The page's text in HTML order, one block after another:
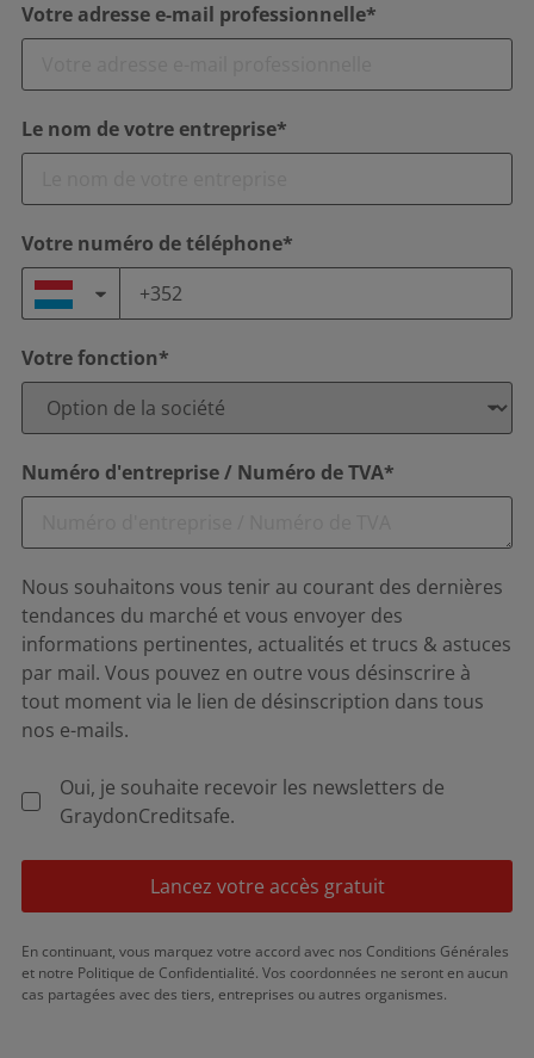
Votre adresse e-mail professionnelle*
Le nom de votre entreprise*
Votre numéro de téléphone*
Votre fonction*
Numéro d'entreprise / Numéro de TVA*
Nous souhaitons vous tenir au courant des dernières
tendances du marché et vous envoyer des
informations pertinentes, actualités et trucs & astuces
par mail. Vous pouvez en outre vous désinscrire à
tout moment via le lien de désinscription dans tous
nos e-mails.
Oui, je souhaite recevoir les newsletters de
GraydonCreditsafe.
Lancez votre accès gratuit
En continuant, vous marquez votre accord avec nos Conditions Générales
et notre Politique de Confidentialité. Vos coordonnées ne seront en aucun
cas partagées avec des tiers, entreprises ou autres organismes.